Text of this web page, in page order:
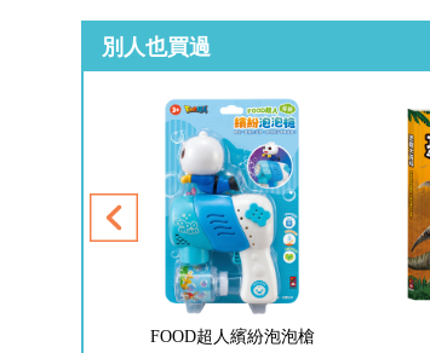
別人也買過
恐龍大百科